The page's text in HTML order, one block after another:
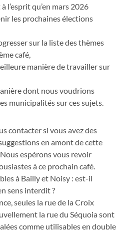
l’esprit qu’en mars 2026
les prochaines élections
sur la liste des thèmes
café,
manière de travailler sur
dont nous voudrions
municipalités sur ces sujets.
contacter si vous avez des
en amont de cette
espérons vous revoir
à ce prochain café.
à Bailly et Noisy : est-il
sens interdit ?
seules la rue de la Croix
la rue du Séquoia sont
comme utilisables en double